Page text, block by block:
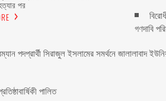
পর
গণদাবি
পদপ্রার্থী সিরাজুল ইসলামের সমর্থনে জালালাবাদ
পালিত